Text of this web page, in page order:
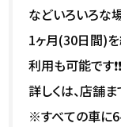
などいろいろな
1ヶ月(30日間)
利用も可能です❗❗
詳しくは、店舗
※すべての車に6